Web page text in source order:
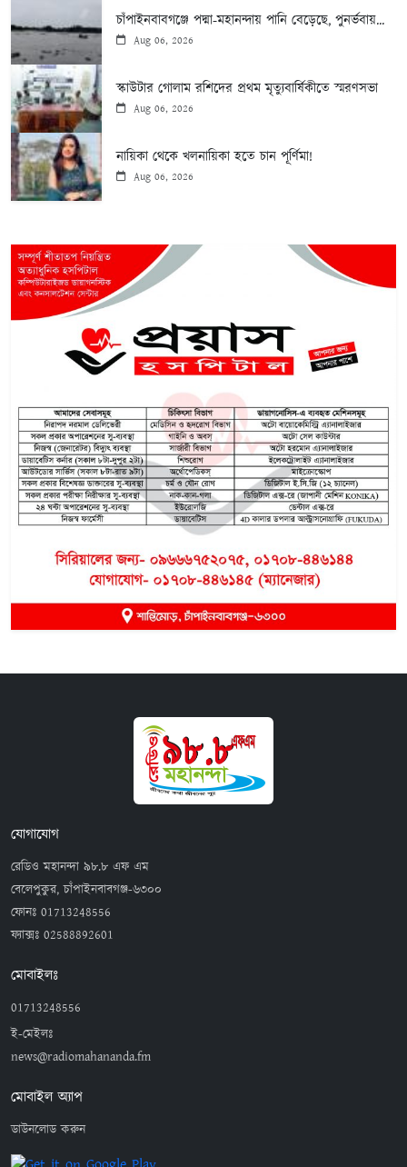
চাঁপাইনবাবগঞ্জে পদ্মা-মহানন্দায় পানি বেড়েছে, পুনর্ভবায়...
Aug 06, 2026
স্কাউটার গোলাম রশিদের প্রথম মৃত্যুবার্ষিকীতে স্মরণসভা
Aug 06, 2026
নায়িকা থেকে খলনায়িকা হতে চান পূর্ণিমা!
Aug 06, 2026
যোগাযোগ
রেডিও মহানন্দা ৯৮.৮ এফ এম
বেলেপুকুর, চাঁপাইনবাবগঞ্জ-৬৩০০
ফোনঃ 01713248556
ফ্যাক্সঃ 02588892601
মোবাইলঃ
01713248556
ই-মেইলঃ
news@radiomahananda.fm
মোবাইল অ্যাপ
ডাউনলোড করুন